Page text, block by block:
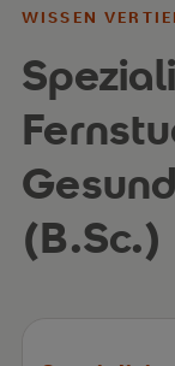
WISSEN
(B.Sc.)